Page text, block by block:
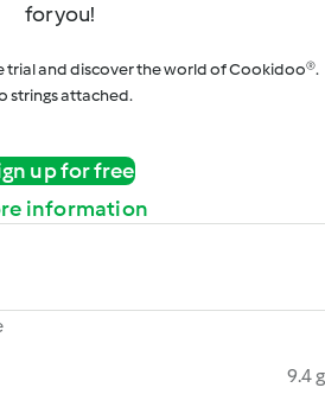
for you!
trial and discover the world of Cookidoo®.
strings attached.
up for free
information
9.4 g